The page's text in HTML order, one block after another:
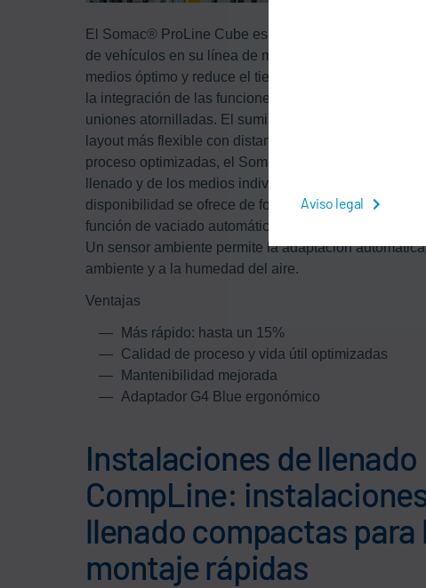
Aviso legal
El Somac® ProLine Cube es la nueva generación
de vehículos en su línea de montaje. El Somac®
medios óptimo y reduce el tiempo de proceso en
la integración de las funciones de llenado en un
uniones atornilladas. El suministro de hasta cuatro
layout más flexible con distancias mayores.
proceso optimizadas, el Somac® ProLine Cube
llenado y de los medios individuales, así como las
disponibilidad se ofrece de forma opcional un control
función de vaciado automático, un cambio de
Un sensor ambiente permite la adaptación
ambiente y a la humedad del aire.
Ventajas
Más rápido: hasta un 15%
Calidad de proceso y vida útil optimizadas
Mantenibilidad mejorada
Adaptador G4 Blue ergonómico
Instalaciones de llenado
CompLine:
llenado compactas para
montaje rápidas